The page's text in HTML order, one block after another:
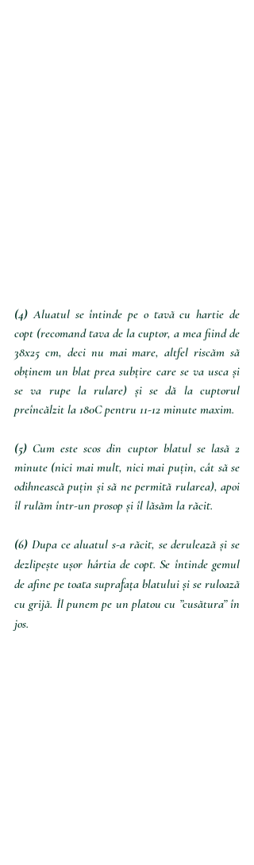
(4) Aluatul se întinde pe o tavă cu hartie de
copt (recomand tava de la cuptor, a mea fiind de
38x25 cm, deci nu mai mare, altfel riscăm să
obținem un blat prea subțire care se va usca și
se va rupe la rulare) și se dă la cuptorul
preîncălzit la 180C pentru 11-12 minute maxim.
(5) Cum este scos din cuptor blatul se lasă 2
minute (nici mai mult, nici mai puțin, cât să se
odihnească puțin și să ne permită rularea), apoi
îl rulăm într-un prosop și îl lăsăm la răcit.
(6) Dupa ce aluatul s-a răcit, se derulează și se
dezlipește ușor hârtia de copt. Se întinde gemul
de afine pe toata suprafața blatului și se ruloază
cu grijă. Îl punem pe un platou cu ”cusătura” în
jos.